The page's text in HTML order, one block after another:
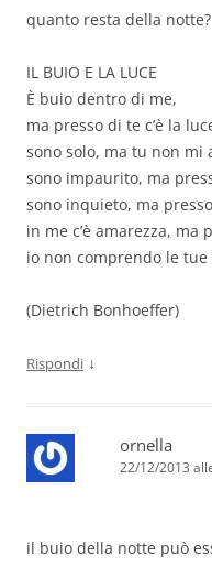
quanto resta della notte?
IL BUIO E LA LUCE
È buio dentro di me,
ma presso di te c’è la
sono solo, ma tu non mi
sono impaurito, ma
sono inquieto, ma
in me c’è amarezza, ma
io non comprendo le
(Dietrich Bonhoeffer)
Rispondi ↓
ornella
22/12/2013
il buio della notte può